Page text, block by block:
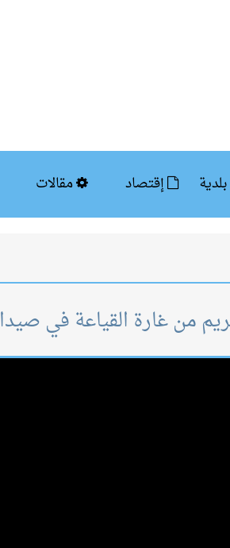
إقتصاد مقالات
من غارة القياعة في صيدا